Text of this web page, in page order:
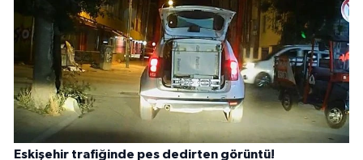
Eskişehir trafiğinde pes dedirten görüntü!